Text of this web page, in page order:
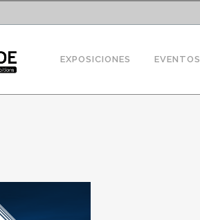
EXPOSICIONES EVENTOS